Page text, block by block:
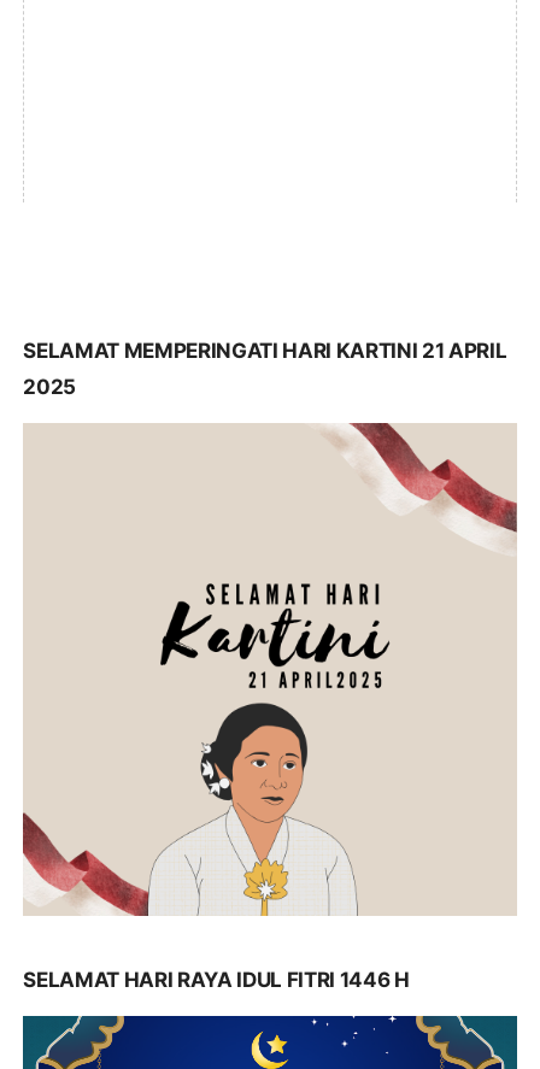
SELAMAT MEMPERINGATI HARI KARTINI 21 APRIL
2025
SELAMAT HARI RAYA IDUL FITRI 1446 H